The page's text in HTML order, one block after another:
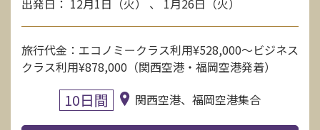
出発日： 12月1日（火） 、 1月26日（火）
旅行代金：エコノミークラス利用¥528,000〜ビジネス
クラス利用¥878,000（関西空港・福岡空港発着）
10日間 関西空港、福岡空港集合